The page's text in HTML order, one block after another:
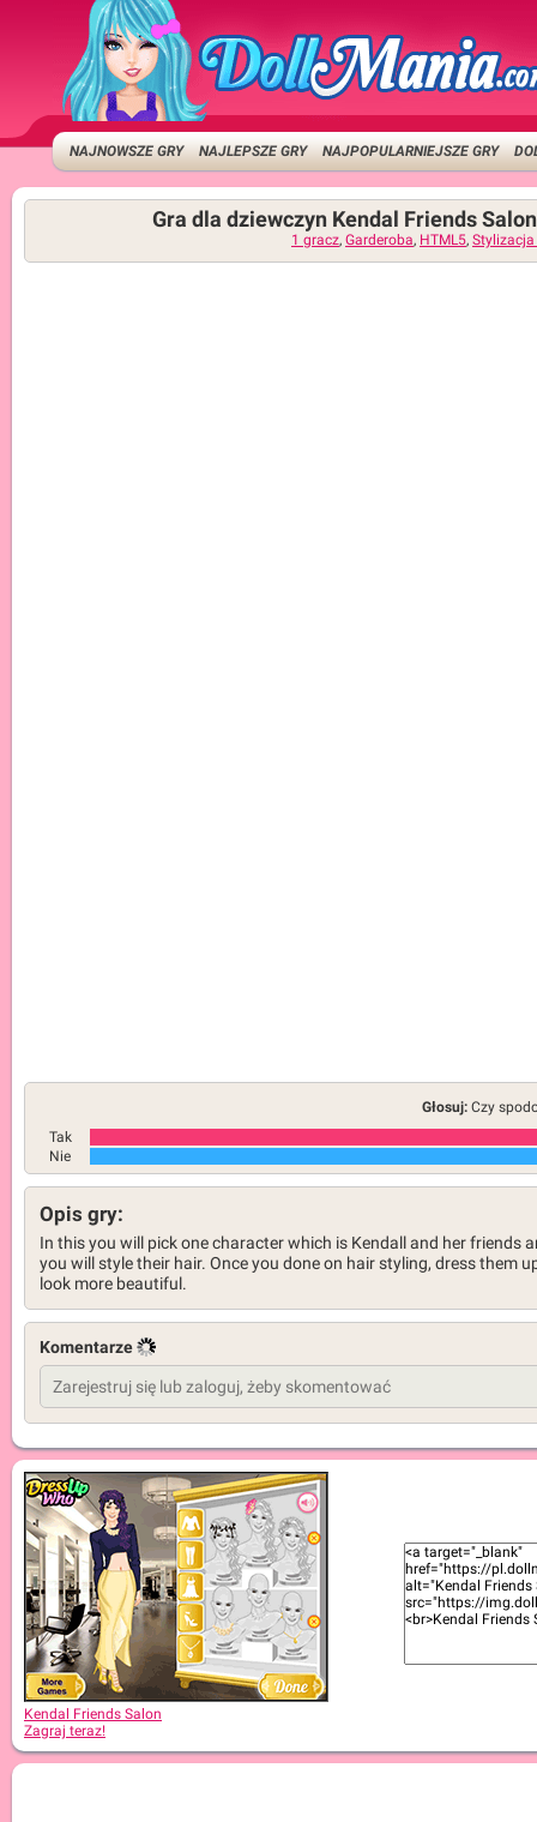
NAJNOWSZE GRY NAJLEPSZE GRY NAJPOPULARNIEJSZE GRY
Gra dla dziewczyn Kendal Friends Salon
1 gracz, Garderoba, HTML5,
Głosuj: Czy
Tak
Nie
Opis gry:
In this you will pick one character which is Kendall and her friends
you will style their hair. Once you done on hair styling, dress them
look more beautiful.
Komentarze
Kendal Friends Salon
Zagraj teraz!